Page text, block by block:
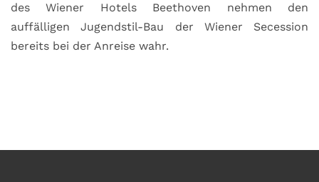
des Wiener Hotels Beethoven nehmen den
auffälligen Jugendstil-Bau der Wiener Secession
bereits bei der Anreise wahr.